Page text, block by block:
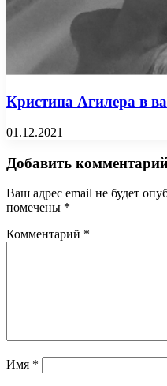
Кристина Агилера в
01.12.2021
Добавить
Ваш адрес email не будет
помечены *
Комментарий *
Имя *